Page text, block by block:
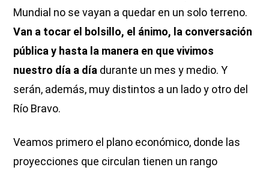
Mundial no se vayan a quedar en un solo terreno.
Van a tocar el bolsillo, el ánimo, la conversación
pública y hasta la manera en que vivimos
nuestro día a día durante un mes y medio. Y
serán, además, muy distintos a un lado y otro del
Río Bravo.
Veamos primero el plano económico, donde las
proyecciones que circulan tienen un rango